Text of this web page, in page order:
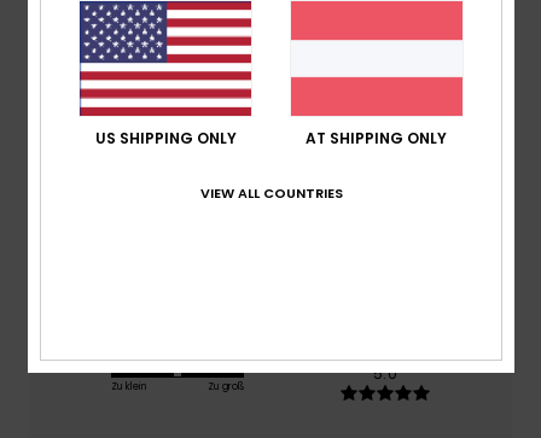
basierend auf1 verifizierten Bewertungenseit Juni
100% unserer Kunden empfehlen dieses Produkt
Zu klein Zu groß
5.0
US SHIPPING ONLY AT SHIPPING ONLY
VIEW ALL COUNTRIES